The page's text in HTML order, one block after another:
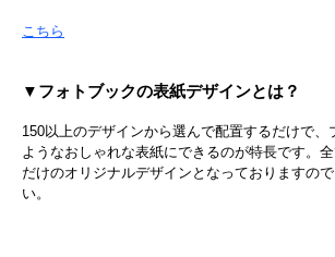
こちら
▼フォトブックの表紙デザインとは？
150以上のデザインから選んで配置するだけで、
ようなおしゃれな表紙にできるのが特長です。
だけのオリジナルデザインとなっておりますの
い。